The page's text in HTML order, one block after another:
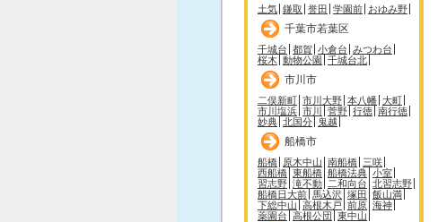
土気 鎌取 誉田 学園前 おゆみ野
千葉市若葉区
千城台 都賀 小倉台 みつわ台
桜木 動物公園 千城台北
市川市
二俣新町 市川大野 本八幡 大町
市川塩浜 市川 菅野 行徳 南行徳
妙典 北国分 鬼越
船橋市
船橋 原木中山 南船橋 三咲
西船橋 東船橋 船橋法典 小室
習志野 滝不動 二和向台 北習志野
船橋日大前 馬込沢 塚田 飯山満
下総中山 高根木戸 前原 海神
薬園台 高根公団 東中山